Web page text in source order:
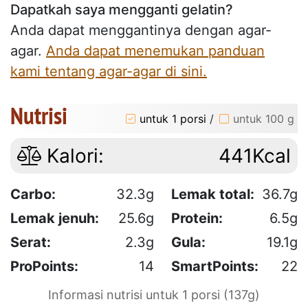
Dapatkah saya mengganti gelatin?
Anda dapat menggantinya dengan agar-
agar. Anda dapat menemukan panduan
kami tentang agar-agar di sini.
Nutrisi untuk 1 porsi / untuk 100 g
Kalori: 441Kcal
Carbo: 32.3g Lemak total: 36.7g
Lemak jenuh:
25.6g Protein:
6.5g
Serat:
2.3g Gula:
19.1g
ProPoints:
14 SmartPoints: 22
Informasi nutrisi untuk 1 porsi (137g)